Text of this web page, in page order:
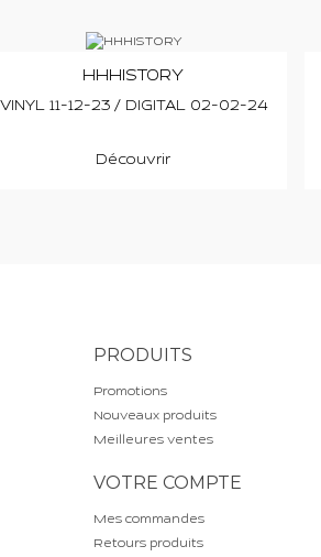
HHHISTORY
VINYL 11-12-23 / DIGITAL 02-02-24
Découvrir
PRODUITS
Promotions
Nouveaux produits
Meilleures ventes
VOTRE COMPTE
Mes commandes
Retours produits